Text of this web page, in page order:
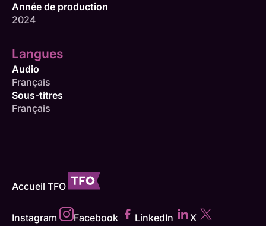
Année de production
2024
Langues
Audio
Français
Sous-titres
Français
Accueil TFO
Instagram Facebook LinkedIn X